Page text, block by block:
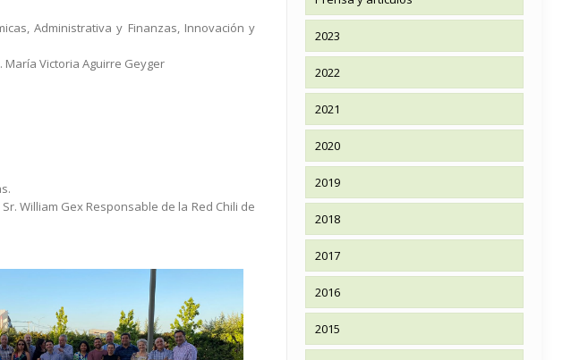
Administrativa y Finanzas, Innovación y
Victoria Aguirre Geyger
William Gex Responsable de la Red Chili de
2023
2022
2021
2020
2019
2018
2017
2016
2015